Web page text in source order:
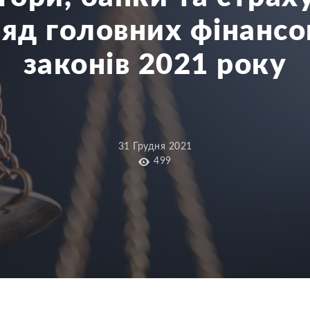
головних
законів 2021 року
31 Грудня 2021
499